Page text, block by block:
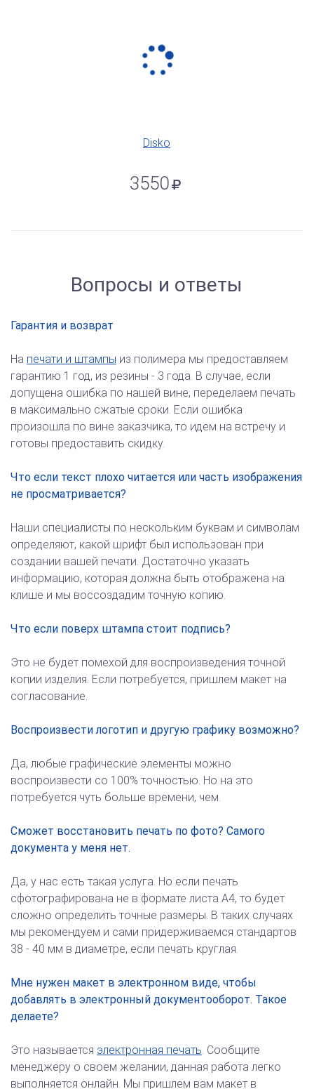
Disko
3550
Вопросы и ответы
Гарантия и возврат
На печати и штампы из полимера мы предоставляем
гарантию 1 год, из резины - 3 года. В случае, если
допущена ошибка по нашей вине, переделаем печать
в максимально сжатые сроки. Если ошибка
произошла по вине заказчика, то идем на встречу и
готовы предоставить скидку.
Что если текст плохо читается или часть изображения
не просматривается?
Наши специалисты по нескольким буквам и символам
определяют, какой шрифт был использован при
создании вашей печати. Достаточно указать
информацию, которая должна быть отображена на
клише и мы воссоздадим точную копию.
Что если поверх штампа стоит подпись?
Это не будет помехой для воспроизведения точной
копии изделия. Если потребуется, пришлем макет на
согласование.
Воспроизвести логотип и другую графику возможно?
Да, любые графические элементы можно
воспроизвести со 100% точностью. Но на это
потребуется чуть больше времени, чем.
Сможет восстановить печать по фото? Самого
документа у меня нет.
Да, у нас есть такая услуга. Но если печать
сфотографирована не в формате листа А4, то будет
сложно определить точные размеры. В таких случаях
мы рекомендуем и сами придерживаемся стандартов
38 - 40 мм в диаметре, если печать круглая.
Мне нужен макет в электронном виде, чтобы
добавлять в электронный документооборот. Такое
делаете?
Это называется электронная печать . Сообщите
менеджеру о своем желании, данная работа легко
выполняется онлайн. Мы пришлем вам макет в